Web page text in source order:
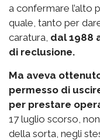
a confermare l’alto
quale, tanto per
caratura, dal 1988
di reclusione.
Ma aveva
permesso di
per prestare
17 luglio scorso,
della sorta, negli